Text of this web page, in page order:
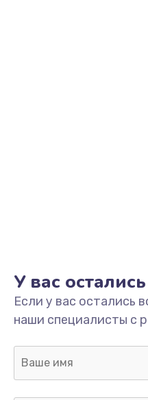
У вас
Если у вас остались
наши специалисты с